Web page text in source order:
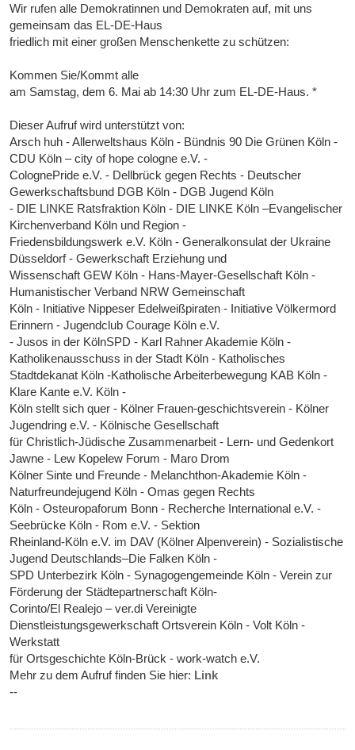
Wir rufen alle Demokratinnen und Demokraten auf, mit uns
gemeinsam das EL-DE-Haus
friedlich mit einer großen Menschenkette zu schützen:
Kommen Sie/Kommt alle
am Samstag, dem 6. Mai ab 14:30 Uhr zum EL-DE-Haus. *
Dieser Aufruf wird unterstützt von:
Arsch huh - Allerweltshaus Köln - Bündnis 90 Die Grünen Köln -
CDU Köln – city of hope cologne e.V. -
ColognePride e.V. - Dellbrück gegen Rechts - Deutscher
Gewerkschaftsbund DGB Köln - DGB Jugend Köln
- DIE LINKE Ratsfraktion Köln - DIE LINKE Köln –Evangelischer
Kirchenverband Köln und Region -
Friedensbildungswerk e.V. Köln - Generalkonsulat der Ukraine
Düsseldorf - Gewerkschaft Erziehung und
Wissenschaft GEW Köln - Hans-Mayer-Gesellschaft Köln -
Humanistischer Verband NRW Gemeinschaft
Köln - Initiative Nippeser Edelweißpiraten - Initiative Völkermord
Erinnern - Jugendclub Courage Köln e.V.
- Jusos in der KölnSPD - Karl Rahner Akademie Köln -
Katholikenausschuss in der Stadt Köln - Katholisches
Stadtdekanat Köln -Katholische Arbeiterbewegung KAB Köln -
Klare Kante e.V. Köln -
Köln stellt sich quer - Kölner Frauen-geschichtsverein - Kölner
Jugendring e.V. - Kölnische Gesellschaft
für Christlich-Jüdische Zusammenarbeit - Lern- und Gedenkort
Jawne - Lew Kopelew Forum - Maro Drom
Kölner Sinte und Freunde - Melanchthon-Akademie Köln -
Naturfreundejugend Köln - Omas gegen Rechts
Köln - Osteuropaforum Bonn - Recherche International e.V. -
Seebrücke Köln - Rom e.V. - Sektion
Rheinland-Köln e.V. im DAV (Kölner Alpenverein) - Sozialistische
Jugend Deutschlands–Die Falken Köln -
SPD Unterbezirk Köln - Synagogengemeinde Köln - Verein zur
Förderung der Städtepartnerschaft Köln-
Corinto/El Realejo – ver.di Vereinigte
Dienstleistungsgewerkschaft Ortsverein Köln - Volt Köln -
Werkstatt
für Ortsgeschichte Köln-Brück - work-watch e.V.
Mehr zu dem Aufruf finden Sie hier: Link
--